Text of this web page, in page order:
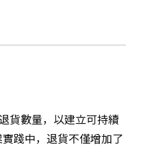
貨數量，以建立可持續
踐中，退貨不僅增加了